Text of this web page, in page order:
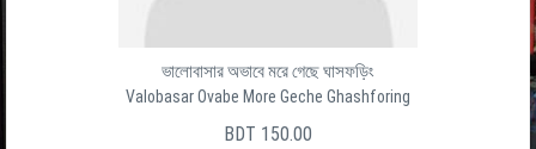
Baro Ghater Shesh Ghat
বার ঘাটের শেষ ঘাট
সালেক উদ্দীন